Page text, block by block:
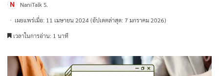
NaniTalk S.
เผยแพร่เมื่อ: 11 เมษายน 2024 (อัปเดตล่าสุด: 7 มกราคม 2026)
เวลาในการอ่าน: 1 นาที